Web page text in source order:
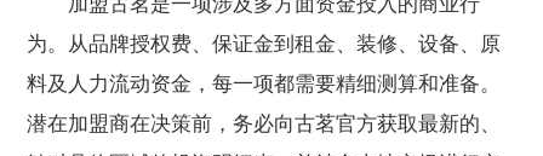
为。从品牌授权费、保证金到租金、装修、设备、原
料及人力流动资金，每一项都需要精细测算和准备。
潜在加盟商在决策前，务必向古茗官方获取最新的、